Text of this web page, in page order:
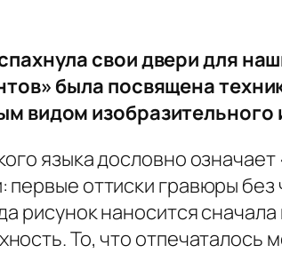
свои двери для
была посвящена
видом изобразительного
языка дословно
оттиски гравюры без
рисунок наносится
То, что отпечаталось